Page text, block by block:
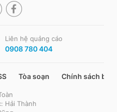
Liên hệ quảng cáo
0908 780 404
Tòa soạn Chính sách bảo
Hải Thành